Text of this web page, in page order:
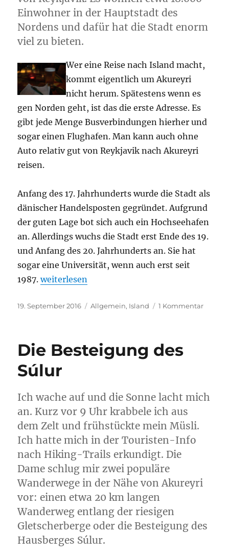
Einwohner in der Hauptstadt des
Nordens und dafür hat die Stadt enorm
viel zu bieten.
Wer eine Reise nach Island macht,
kommt eigentlich um Akureyri
nicht herum. Spätestens wenn es
gen Norden geht, ist das die erste Adresse. Es
gibt jede Menge Busverbindungen hierher und
sogar einen Flughafen. Man kann auch ohne
Auto relativ gut von Reykjavik nach Akureyri
reisen.
Anfang des 17. Jahrhunderts wurde die Stadt als
dänischer Handelsposten gegründet. Aufgrund
der guten Lage bot sich auch ein Hochseehafen
an. Allerdings wuchs die Stadt erst Ende des 19.
und Anfang des 20. Jahrhunderts an. Sie hat
sogar eine Universität, wenn auch erst seit
1987.„Akureyri – die Hauptstadt des Nordlandes“
weiterlesen
Veröffentlicht
19. September 2016 Kategorien
Allgemein, Island 1 Kommentarzu
Die Besteigung des
Súlur
Ich wache auf und die Sonne lacht mich
an. Kurz vor 9 Uhr krabbele ich aus
dem Zelt und frühstückte mein Müsli.
Ich hatte mich in der Touristen-Info
nach Hiking-Trails erkundigt. Die
Dame schlug mir zwei populäre
Wanderwege in der Nähe von Akureyri
vor: einen etwa 20 km langen
Wanderweg entlang der riesigen
Gletscherberge oder die Besteigung des
Hausberges Súlur.